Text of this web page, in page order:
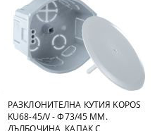
РАЗКЛОНИТЕЛНА КУТИЯ KOPOS
KU68-45/V - Ф73/45 ММ.
ДЪЛБОЧИНА, КАПАК С